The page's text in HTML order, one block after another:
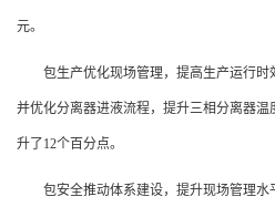
元。
包生产优化现场管理，提高生产运行
并优化分离器进液流程，提升三相分离器
升了12个百分点。
包安全推动体系建设，提升现场管理